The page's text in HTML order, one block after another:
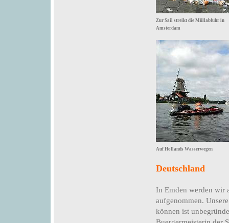
Zur Sail streikt die Müllabfuhr in
Amsterdam
Auf Hollands Wasserwegen
Deutschland
In Emden werden wir
aufgenommen.
können ist